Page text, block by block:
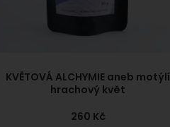
KVĚTOVÁ ALCHYMIE aneb motýlí
hrachový květ
260 Kč